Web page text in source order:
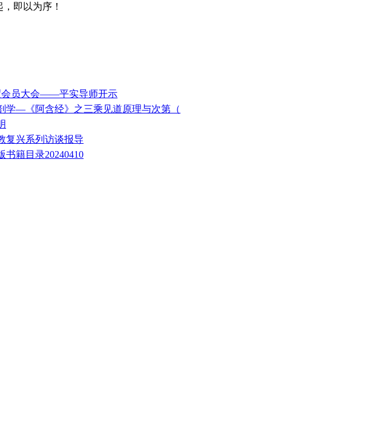
即以为序！
会员大会——平实导师开示
学—《阿含经》之三乘见道原理与次第（
复兴系列访谈报导
书籍目录20240410